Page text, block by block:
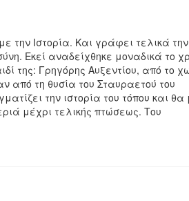
Ιστορία. Και γράφει τελικά την
Εκεί αναδείχθηκε μοναδικά το
της: Γρηγόρης Αυξεντίου, από το
από τη θυσία του Σταυραετού του
την ιστορία του τόπου και
μέχρι τελικής πτώσεως. Του